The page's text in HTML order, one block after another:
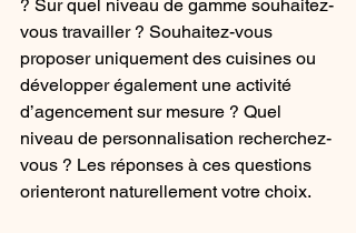
? Sur quel niveau de gamme souhaitez-
vous travailler ? Souhaitez-vous
proposer uniquement des cuisines ou
développer également une activité
d’agencement sur mesure ? Quel
niveau de personnalisation recherchez-
vous ? Les réponses à ces questions
orienteront naturellement votre choix.